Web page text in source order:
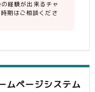
経験が出来るチャ
期はご相談くださ
ムページシステム